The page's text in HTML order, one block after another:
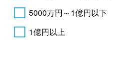
5000万円～1億円以下
1億円以上